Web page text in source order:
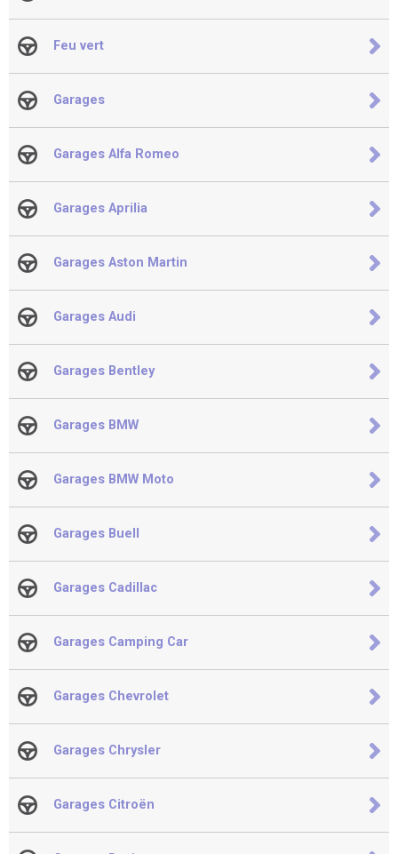
Feu vert
Garages
Garages Alfa Romeo
Garages Aprilia
Garages Aston Martin
Garages Audi
Garages Bentley
Garages BMW
Garages BMW Moto
Garages Buell
Garages Cadillac
Garages Camping Car
Garages Chevrolet
Garages Chrysler
Garages Citroën